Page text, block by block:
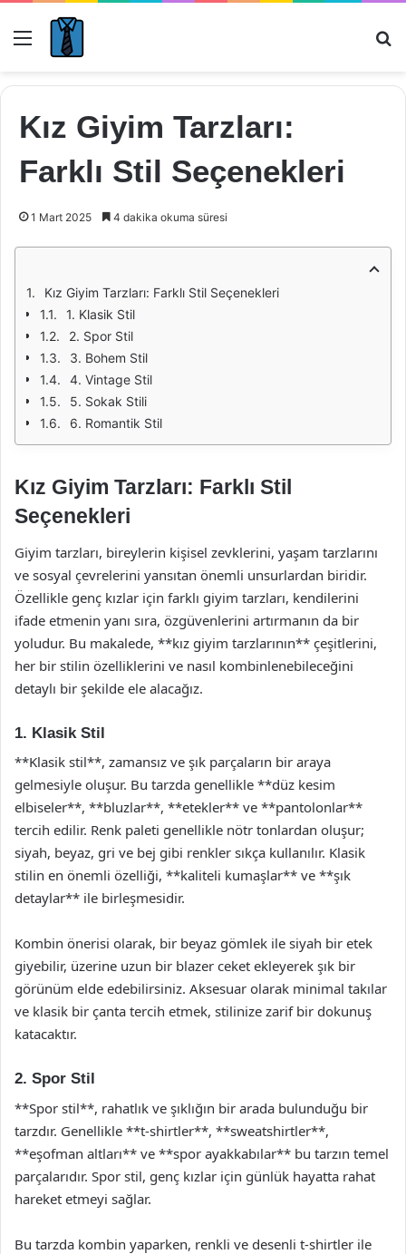
Menü
Kız Giyim Tarzları:
Farklı Stil Seçenekleri
1 Mart 2025 4 dakika okuma süresi
Kız Giyim Tarzları: Farklı Stil Seçenekleri
1. Klasik Stil
2. Spor Stil
3. Bohem Stil
4. Vintage Stil
5. Sokak Stili
6. Romantik Stil
Kız Giyim Tarzları: Farklı Stil
Seçenekleri
Giyim tarzları, bireylerin kişisel zevklerini, yaşam tarzlarını
ve sosyal çevrelerini yansıtan önemli unsurlardan biridir.
Özellikle genç kızlar için farklı giyim tarzları, kendilerini
ifade etmenin yanı sıra, özgüvenlerini artırmanın da bir
yoludur. Bu makalede, **kız giyim tarzlarının** çeşitlerini,
her bir stilin özelliklerini ve nasıl kombinlenebileceğini
detaylı bir şekilde ele alacağız.
1. Klasik Stil
**Klasik stil**, zamansız ve şık parçaların bir araya
gelmesiyle oluşur. Bu tarzda genellikle **düz kesim
elbiseler**, **bluzlar**, **etekler** ve **pantolonlar**
tercih edilir. Renk paleti genellikle nötr tonlardan oluşur;
siyah, beyaz, gri ve bej gibi renkler sıkça kullanılır. Klasik
stilin en önemli özelliği, **kaliteli kumaşlar** ve **şık
detaylar** ile birleşmesidir.
Kombin önerisi olarak, bir beyaz gömlek ile siyah bir etek
giyebilir, üzerine uzun bir blazer ceket ekleyerek şık bir
görünüm elde edebilirsiniz. Aksesuar olarak minimal takılar
ve klasik bir çanta tercih etmek, stilinize zarif bir dokunuş
katacaktır.
2. Spor Stil
**Spor stil**, rahatlık ve şıklığın bir arada bulunduğu bir
tarzdır. Genellikle **t-shirtler**, **sweatshirtler**,
**eşofman altları** ve **spor ayakkabılar** bu tarzın temel
parçalarıdır. Spor stil, genç kızlar için günlük hayatta rahat
hareket etmeyi sağlar.
Bu tarzda kombin yaparken, renkli ve desenli t-shirtler ile